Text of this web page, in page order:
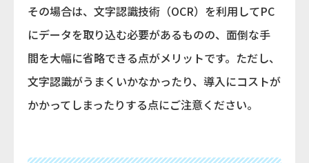
その場合は、文字認識技術（OCR）を利用してPC
にデータを取り込む必要があるものの、面倒な手
間を大幅に省略できる点がメリットです。ただし、
文字認識がうまくいかなかったり、導入にコストが
かかってしまったりする点にご注意ください。